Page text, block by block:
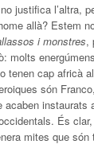
justifica l’altra,
allà? Estem
i monstres,
molts
tenen cap africà
són
acaben instaurats
És
mites que